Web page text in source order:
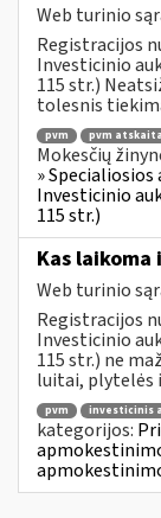
Web turinio
Registracijos
Investicinio
115 str.)
tolesnis
pvm pvm atskaita
Mokesčių
»
Investicinio
115 str.)
Kas
Web turinio
Registracijos
Investicinio
115 str.) ne
luitai, plytelės
pvm investicinis
kategorijos: